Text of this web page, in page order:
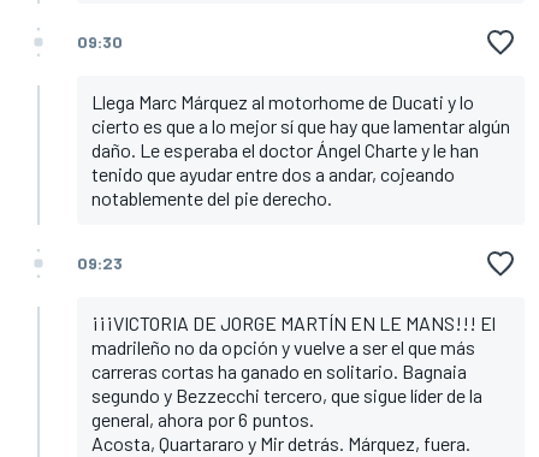
09:30
Llega Marc Márquez al motorhome de Ducati y lo
cierto es que a lo mejor sí que hay que lamentar algún
daño. Le esperaba el doctor Ángel Charte y le han
tenido que ayudar entre dos a andar, cojeando
notablemente del pie derecho.
09:23
¡¡¡VICTORIA DE JORGE MARTÍN EN LE MANS!!! El
madrileño no da opción y vuelve a ser el que más
carreras cortas ha ganado en solitario. Bagnaia
segundo y Bezzecchi tercero, que sigue líder de la
general, ahora por 6 puntos.
Acosta, Quartararo y Mir detrás. Márquez, fuera.